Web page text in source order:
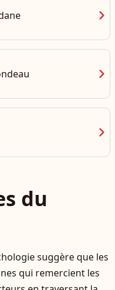
chevron_right
chevron_right
chevron_right
du
suggère que les
qui remercient les